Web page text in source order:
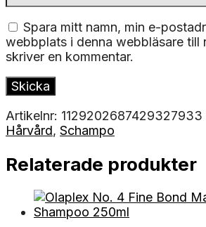
Spara mitt namn, min e-
webbplats i denna webbläsare till
skriver en kommentar.
Artikelnr: 1129202687429327933
Hårvård, Schampo
Relaterade produkter